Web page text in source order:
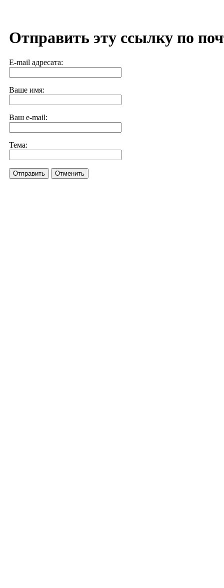
Отправить эту ссылку по
E-mail адресата:
Ваше имя:
Ваш e-mail:
Тема:
Отправить Отменить